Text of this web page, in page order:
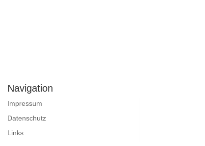
Navigation
Impressum
Datenschutz
Links